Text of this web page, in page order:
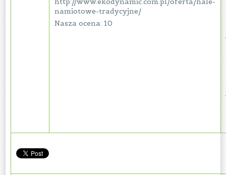
namiotowe-tradycyjne/
Nasza ocena: 10